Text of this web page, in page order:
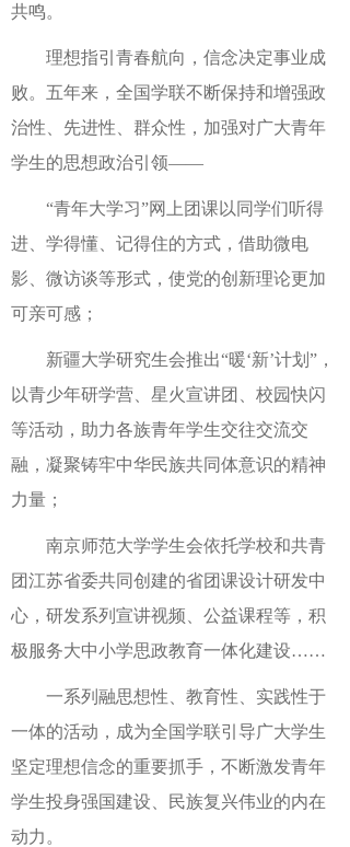
共鸣。
理想指引青春航向，信念决定事业成
败。五年来，全国学联不断保持和增强政
治性、先进性、群众性，加强对广大青年
学生的思想政治引领——
“青年大学习”网上团课以同学们听得
进、学得懂、记得住的方式，借助微电
影、微访谈等形式，使党的创新理论更加
可亲可感；
新疆大学研究生会推出“暖‘新’计划”，
以青少年研学营、星火宣讲团、校园快闪
等活动，助力各族青年学生交往交流交
融，凝聚铸牢中华民族共同体意识的精神
力量；
南京师范大学学生会依托学校和共青
团江苏省委共同创建的省团课设计研发中
心，研发系列宣讲视频、公益课程等，积
极服务大中小学思政教育一体化建设……
一系列融思想性、教育性、实践性于
一体的活动，成为全国学联引导广大学生
坚定理想信念的重要抓手，不断激发青年
学生投身强国建设、民族复兴伟业的内在
动力。